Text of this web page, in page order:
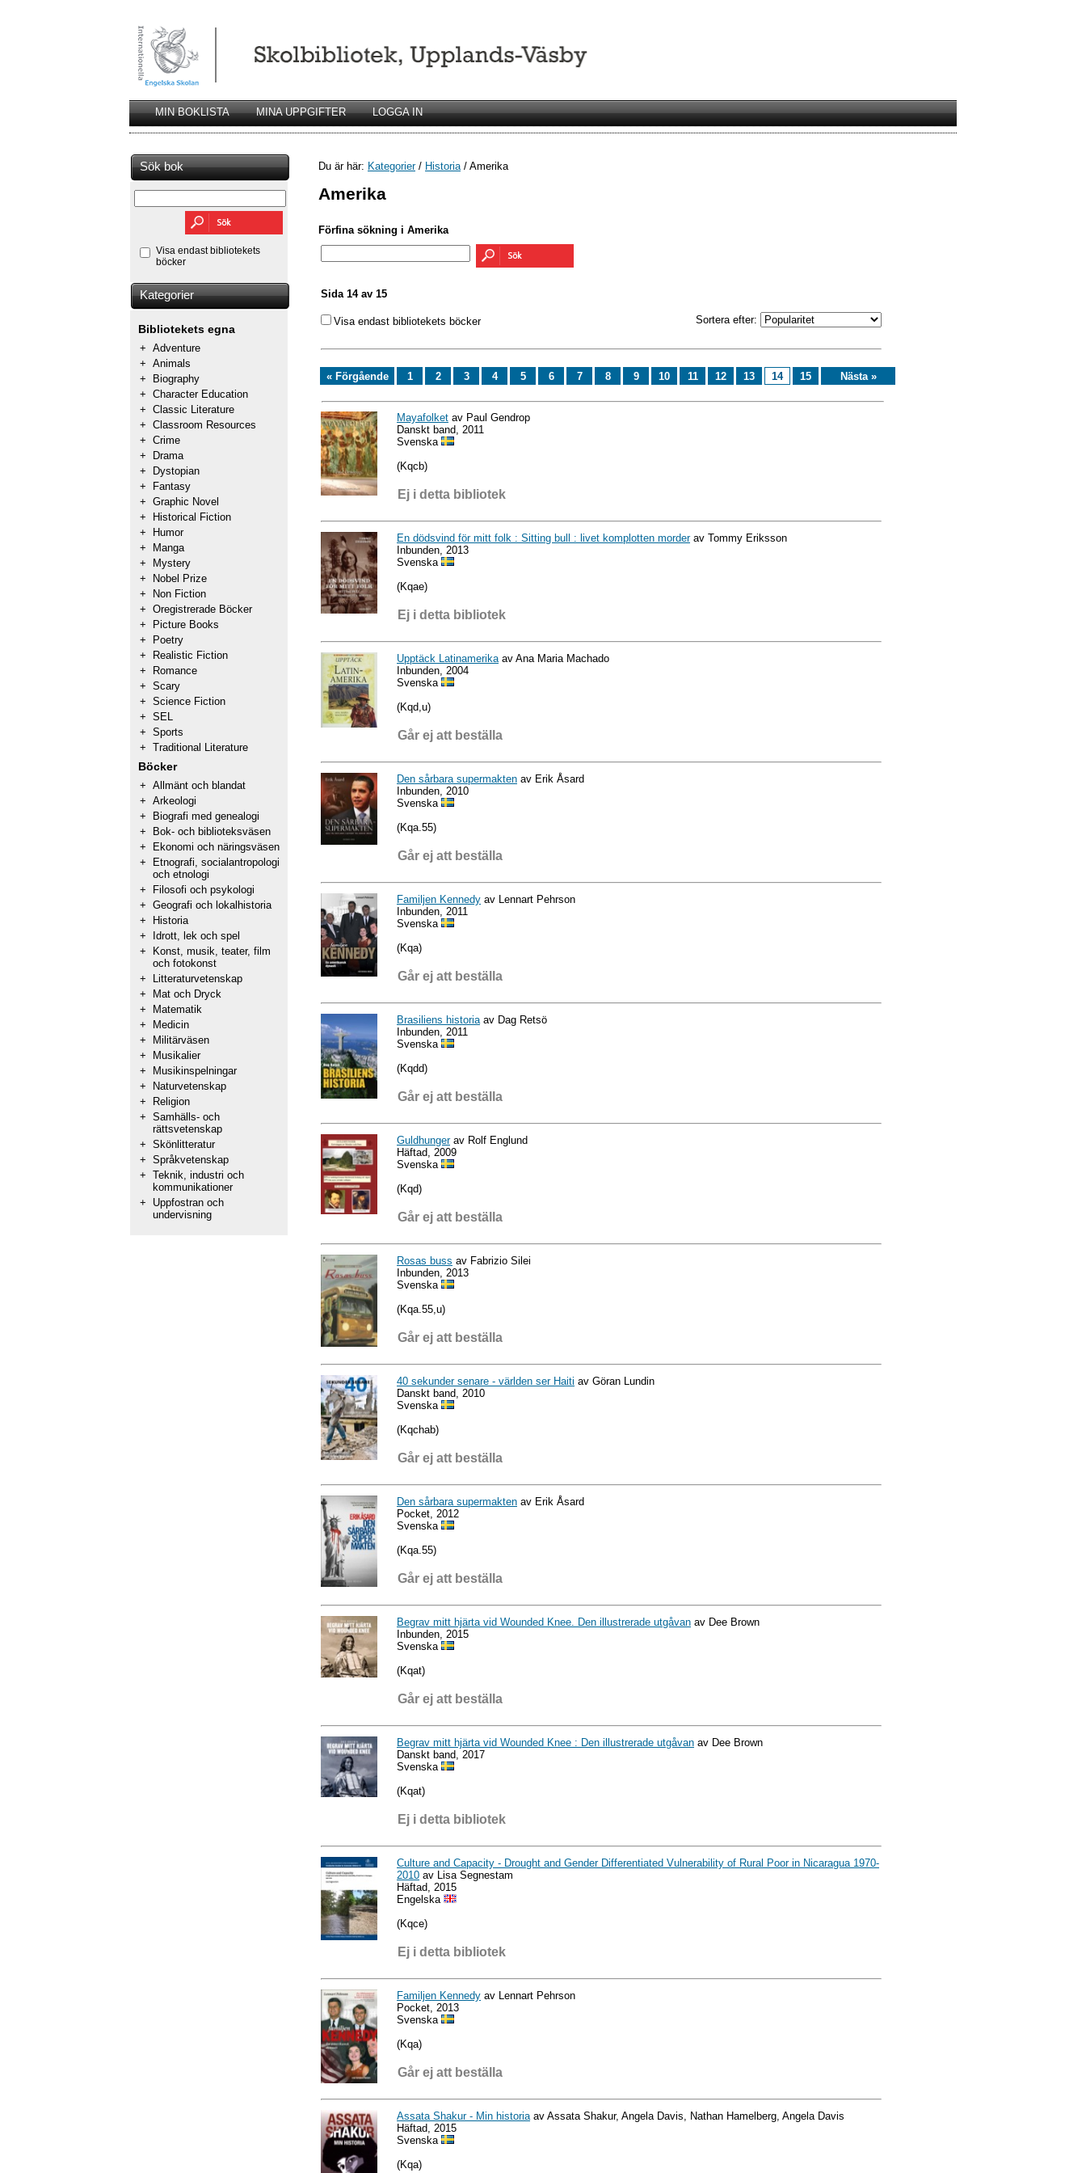
MIN BOKLISTA MINA UPPGIFTER LOGGA IN
Sök bok
Visa endast bibliotekets
böcker
Kategorier
Bibliotekets egna
+ Adventure
+ Animals
+
Biography
+ Character Education
+ Classic Literature
+ Classroom Resources
+ Crime
+
Drama
+
Dystopian
+
Fantasy
+ Graphic Novel
+
Historical Fiction
+
Humor
+
Manga
+
Mystery
+
Nobel Prize
+
Non Fiction
+ Oregistrerade Böcker
+
Picture Books
+
Poetry
+
Realistic Fiction
+
Romance
+ Scary
+ Science Fiction
+ SEL
+ Sports
+ Traditional Literature
Böcker
+ Allmänt och blandat
+ Arkeologi
+
Biografi med genealogi
+
Bok- och biblioteksväsen
+
Ekonomi och näringsväsen
+
Etnografi, socialantropologi
och etnologi
+
Filosofi och psykologi
+ Geografi och lokalhistoria
+
Historia
+
Idrott, lek och spel
+
Konst, musik, teater, film
och fotokonst
+
Litteraturvetenskap
+
Mat och Dryck
+
Matematik
+
Medicin
+
Militärväsen
+
Musikalier
+
Musikinspelningar
+
Naturvetenskap
+
Religion
+ Samhälls- och
rättsvetenskap
+ Skönlitteratur
+ Språkvetenskap
+ Teknik, industri och
kommunikationer
+
Uppfostran och
undervisning
Du är här: Kategorier/ Historia/ Amerika
Amerika
Förfina sökning i Amerika
Sida 14 av 15
Visa endast bibliotekets böcker Sortera efter:
« Förgående 1 2 3 4 5 6 7 8 9 10 11 12 13 14 15 Nästa »
Mayafolket av Paul Gendrop
Danskt band, 2011
Svenska
(Kqcb)
Ej i detta bibliotek
En dödsvind för mitt folk : Sitting bull : livet komplotten morderav Tommy Eriksson
Inbunden, 2013
Svenska
(Kqae)
Ej i detta bibliotek
Upptäck Latinamerika av Ana Maria Machado
Inbunden, 2004
Svenska
(Kqd,u)
Går ej att beställa
Den sårbara supermakten av Erik Åsard
Inbunden, 2010
Svenska
(Kqa.55)
Går ej att beställa
Familjen Kennedy av Lennart Pehrson
Inbunden, 2011
Svenska
(Kqa)
Går ej att beställa
Brasiliens historia av Dag Retsö
Inbunden, 2011
Svenska
(Kqdd)
Går ej att beställa
Guldhungerav Rolf Englund
Häftad, 2009
Svenska
(Kqd)
Går ej att beställa
Rosas buss av Fabrizio Silei
Inbunden, 2013
Svenska
(Kqa.55,u)
Går ej att beställa
40 sekunder senare - världen ser Haiti av Göran Lundin
Danskt band, 2010
Svenska
(Kqchab)
Går ej att beställa
Den sårbara supermakten av Erik Åsard
Pocket, 2012
Svenska
(Kqa.55)
Går ej att beställa
Begrav mitt hjärta vid Wounded Knee. Den illustrerade utgåvan av Dee Brown
Inbunden, 2015
Svenska
(Kqat)
Går ej att beställa
Begrav mitt hjärta vid Wounded Knee : Den illustrerade utgåvan av Dee Brown
Danskt band, 2017
Svenska
(Kqat)
Ej i detta bibliotek
Culture and Capacity - Drought and Gender Differentiated Vulnerability of Rural Poor in Nicaragua 1970-
2010 av Lisa Segnestam
Häftad, 2015
Engelska
(Kqce)
Ej i detta bibliotek
Familjen Kennedy av Lennart Pehrson
Pocket, 2013
Svenska
(Kqa)
Går ej att beställa
Assata Shakur - Min historia av Assata Shakur, Angela Davis, Nathan Hamelberg, Angela Davis
Häftad, 2015
Svenska
(Kqa)